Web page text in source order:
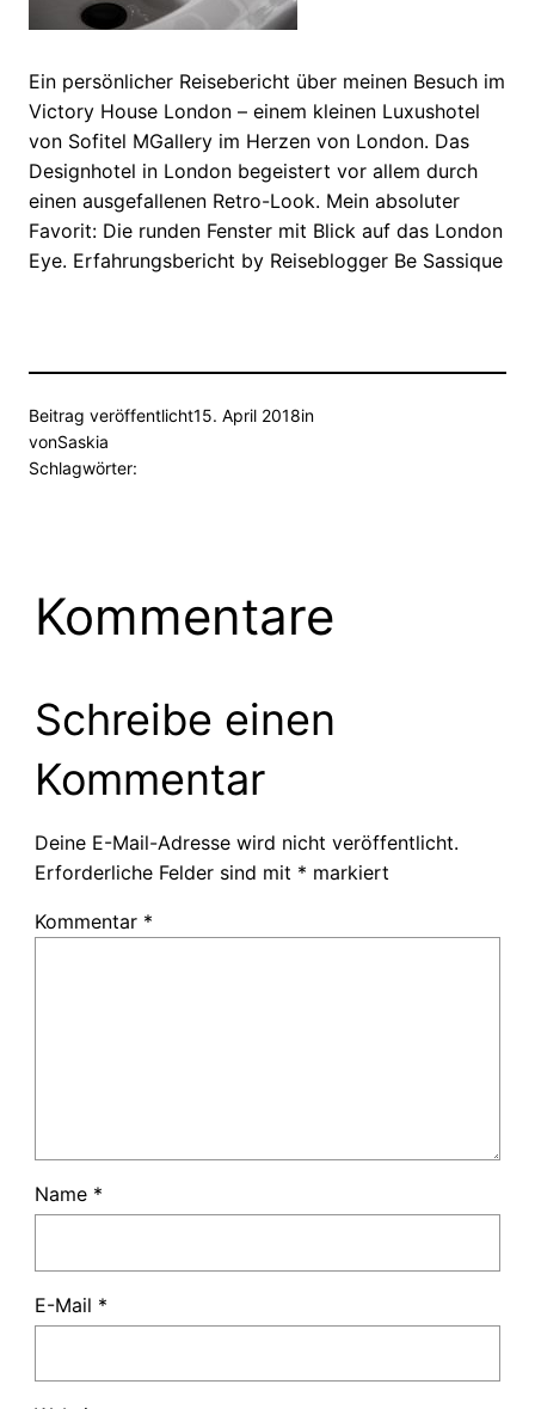
Ein persönlicher Reisebericht über meinen Besuch im
Victory House London – einem kleinen Luxushotel
von Sofitel MGallery im Herzen von London. Das
Designhotel in London begeistert vor allem durch
einen ausgefallenen Retro-Look. Mein absoluter
Favorit: Die runden Fenster mit Blick auf das London
Eye. Erfahrungsbericht by Reiseblogger Be Sassique
Beitrag veröffentlicht15. April 2018in
vonSaskia
Schlagwörter:
Kommentare
Schreibe einen
Kommentar
Deine E-Mail-Adresse wird nicht veröffentlicht.
Erforderliche Felder sind mit * markiert
Kommentar *
Name *
E-Mail *